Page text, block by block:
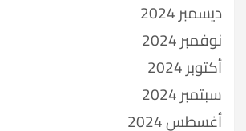
ديسمبر 2024
نوفمبر 2024
أكتوبر 2024
سبتمبر 2024
أغسطس 2024